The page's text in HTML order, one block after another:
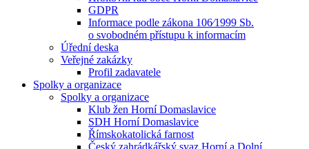
GDPR
Informace podle zákona 106⁄1999 Sb.
o svobodném přístupu k informacím
Úřední deska
Veřejné zakázky
Profil zadavatele
Spolky a organizace
Spolky a organizace
Klub žen Horní Domaslavice
SDH Horní Domaslavice
Římskokatolická farnost
Český zahrádkářský svaz Horní a Dolní